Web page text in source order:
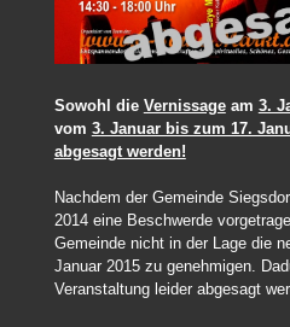
Sowohl die Vernissageam 3.
vom 3. Januar bis zum 17.
abgesagt werden!
Nachdem der Gemeinde
2014 eine Beschwerde
Gemeinde nicht in der Lage die
Januar 2015 zu genehmigen.
Veranstaltung leider abgesagt